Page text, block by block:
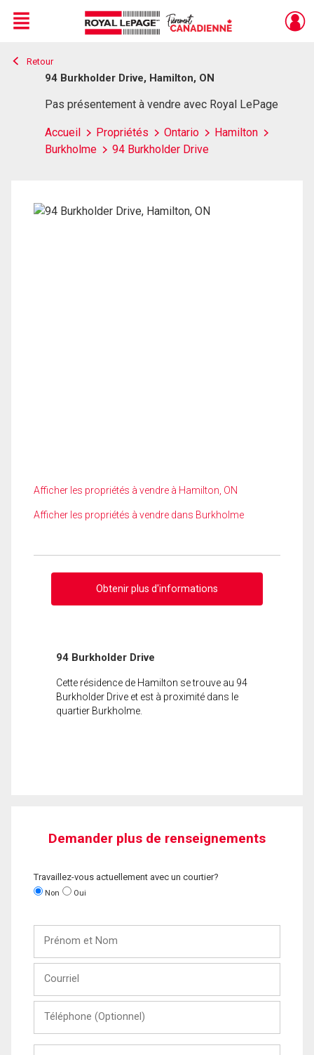
Live
En Direct
Menu
Retour
94 Burkholder Drive, Hamilton, ON
Pas présentement à vendre avec Royal LePage
Accueil Propriétés Ontario
Hamilton
Burkholme
94 Burkholder Drive
Afficher les propriétés à vendre à Hamilton, ON
Afficher les propriétés à vendre dans Burkholme
Obtenir plus d'informations
94 Burkholder Drive
Cette résidence de Hamilton se trouve au 94
Burkholder Drive et est à proximité dans le
quartier Burkholme.
Demander plus de renseignements
Travaillez-vous actuellement avec un courtier?
Non Oui
Nom
(Optionnel)
Message